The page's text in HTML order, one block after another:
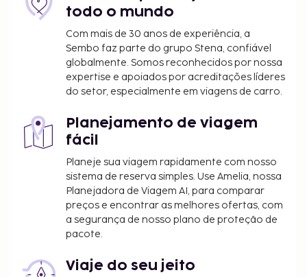
estacionamento grátis no local. Aprecie a beleza do
areal e aproveite para dar uns mergulhos na praia
privada ou tire partido de várias outras atividades
recreativas à sua disposição, incluindo uma piscina
exterior. As facilidades adicionais incluem Wi-fi
grátis, serviços de concierge e serviço de baby-
no final do dia, dirija-se ao bar/lounge ou ao bar de
praia. Comece as suas manhãs da melhor forma
com um pequeno-almoço completo grátis, servido
diariamente entre as 7:00 e as 10:30.
Tarifa de transporte (aeroporto): 8.00 USD por
pessoa (ida e volta)
A lista anterior pode não estar completa. As taxas e
sujeitos a alterações.
todo o mundo
Com mais de 30 anos de experiência, a
Sembo faz parte do grupo Stena, confiável
globalmente. Somos reconhecidos por nossa
expertise e apoiados por acreditações líderes
do setor, especialmente em viagens de carro.
Planejamento de viagem
fácil
Planeje sua viagem rapidamente com nosso
sistema de reserva simples. Use Amelia, nossa
Planejadora de Viagem AI, para comparar
preços e encontrar as melhores ofertas, com
a segurança de nosso plano de proteção de
pacote.
Viaje do seu jeito